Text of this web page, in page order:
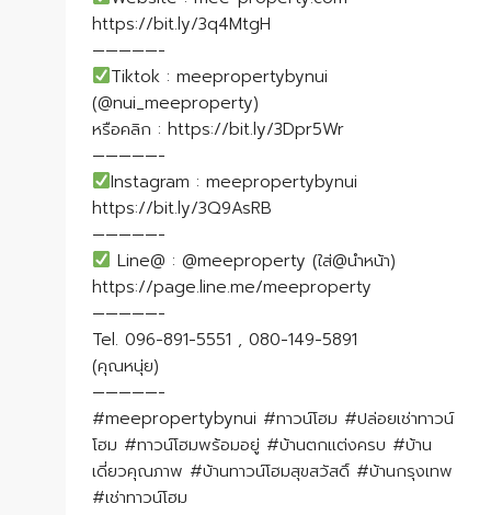
https://bit.ly/3q4MtgH
—————-
Tiktok : meepropertybynui
(@nui_meeproperty)
หรือคลิก : https://bit.ly/3Dpr5Wr
—————-
Instagram : meepropertybynui
https://bit.ly/3Q9AsRB
—————-
Line@ : @meeproperty (ใส่@นำหน้า)
https://page.line.me/meeproperty
—————-
Tel. 096-891-5551 , 080-149-5891
(คุณหนุ่ย)
—————-
#meepropertybynui #ทาวน์โฮม #ปล่อยเช่าทาวน์
โฮม #ทาวน์โฮมพร้อมอยู่ #บ้านตกแต่งครบ #บ้าน
เดี่ยวคุณภาพ #บ้านทาวน์โฮมสุขสวัสดิ์ #บ้านกรุงเทพ
#เช่าทาวน์โฮม